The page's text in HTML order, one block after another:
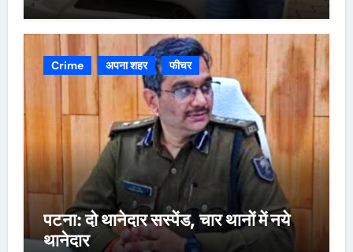
Crime अपना शहर फीचर
पटना: दो थानेदार सस्पेंड, चार थानों में नये
थानेदार